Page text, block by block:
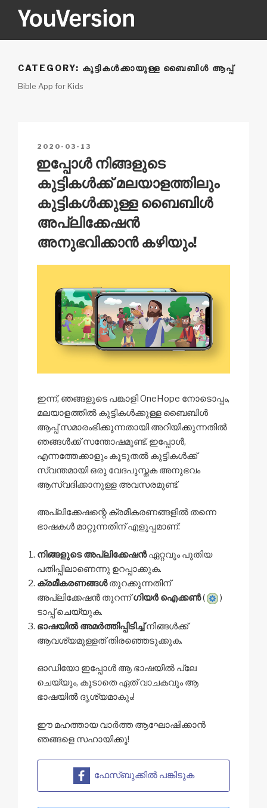
YOUVERSION
CATEGORY: കുട്ടികൾക്കായുള്ള ബൈബിൾ ആപ്പ്
Bible App for Kids
POSTED
2020-03-13
ഇപ്പോൾ നിങ്ങളുടെ
കുട്ടികൾക്ക് മലയാളത്തിലും
കുട്ടികൾക്കുള്ള ബൈബിൾ
അപ്ലിക്കേഷൻ
അനുഭവിക്കാൻ കഴിയും!
ഇന്ന്, ഞങ്ങളുടെ പങ്കാളി OneHope നോടൊപ്പം,
മലയാളത്തിൽ കുട്ടികൾക്കുള്ള ബൈബിൾ
ആപ്പ് സമാരംഭിക്കുന്നതായി അറിയിക്കുന്നതിൽ
ഞങ്ങൾക്ക് സന്തോഷമുണ്ട്. ഇപ്പോൾ,
എന്നത്തേക്കാളും കൂടുതൽ കുട്ടികൾക്ക്
സ്വന്തമായി ഒരു വേദപുസ്തക അനുഭവം
ആസ്വദിക്കാനുള്ള അവസരമുണ്ട്.
അപ്ലിക്കേഷന്റെ ക്രമീകരണങ്ങളിൽ തന്നെ
ഭാഷകൾ മാറ്റുന്നതിന് എളുപ്പമാണ്:
നിങ്ങളുടെ അപ്ലിക്കേഷൻഏറ്റവും പുതിയ
പതിപ്പിലാണെന്നു ഉറപ്പാക്കുക.
ക്രമീകരണങ്ങൾതുറക്കുന്നതിന്
അപ്ലിക്കേഷൻ തുറന്ന്ഗിയർ ഐക്കൺ(
)
ടാപ്പ് ചെയ്യുക.
ഭാഷയിൽ അമർത്തിപ്പിടിച്ച്നിങ്ങൾക്ക്
ആവശ്യമുള്ളത് തിരഞ്ഞെടുക്കുക.
ഓഡിയോ ഇപ്പോൾ ആ ഭാഷയിൽ പ്ലേ
ചെയ്യും, കൂടാതെ ഏത് വാചകവും ആ
ഭാഷയിൽ ദൃശ്യമാകും!
ഈ മഹത്തായ വാർത്ത ആഘോഷിക്കാൻ
ഞങ്ങളെ സഹായിക്കൂ!
ഫേസ്ബുക്കിൽ പങ്കിടുക